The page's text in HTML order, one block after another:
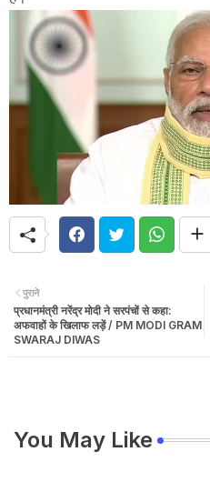
पुराने
प्रधानमंत्री नरेंद्र मोदी ने सरपंचों से कहा:
अफवाहों के खिलाफ लड़ें / PM MODI GRAM
SWARAJ DIWAS
You May Like